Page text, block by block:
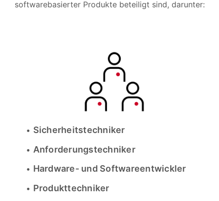
softwarebasierter Produkte beteiligt sind, darunter:
Sicherheitstechniker
Anforderungstechniker
Hardware- und Softwareentwickler
Produkttechniker